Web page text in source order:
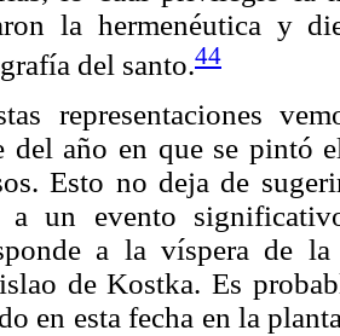
la hermenéutica y
del santo.44
representaciones
del año en que se pintó
Esto no deja de
a un evento
a la víspera de
de Kostka. Es
en esta fecha en la